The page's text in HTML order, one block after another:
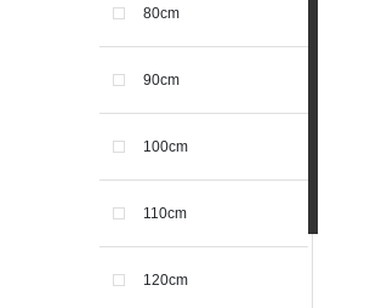
80cm
90cm
100cm
110cm
120cm